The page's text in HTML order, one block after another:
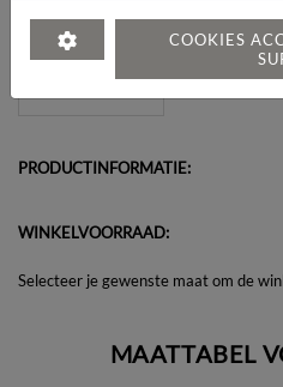
Heeft u een vraag over dit artikel?
PRODUCTINFORMATIE:
WINKELVOORRAAD:
Selecteer je gewenste maat om de
MAATTABEL
COOKIES